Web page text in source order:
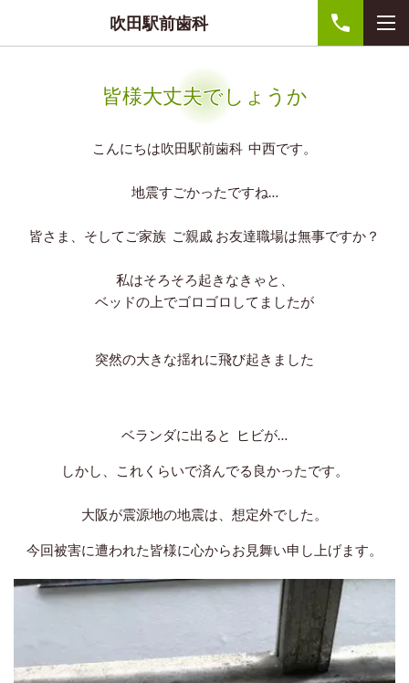
吹田駅前歯科
皆様大丈夫でしょうか
こんにちは吹田駅前歯科 中西です。
地震すごかったですね…
皆さま、そしてご家族 ご親戚 お友達職場は無事ですか？
私はそろそろ起きなきゃと、
ベッドの上でゴロゴロしてましたが
突然の大きな揺れに飛び起きました
ベランダに出ると ヒビが…
しかし、これくらいで済んでる良かったです。
大阪が震源地の地震は、 想定外でした。
今回被害に遭われた皆様に心からお見舞い申し上げます。